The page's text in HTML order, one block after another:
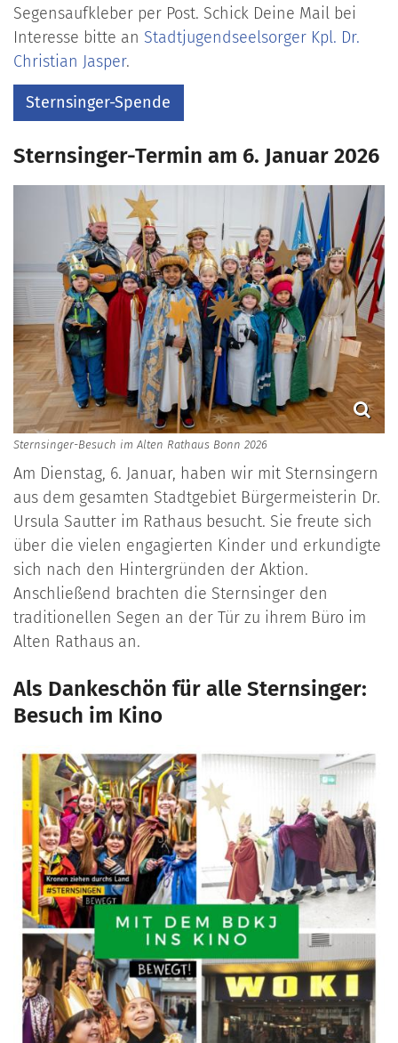
Segensaufkleber per Post. Schick Deine Mail bei
Interesse bitte an Stadtjugendseelsorger Kpl. Dr.
Christian Jasper.
Sternsinger-Spende
Sternsinger-Termin am 6. Januar 2026
Sternsinger-Besuch im Alten Rathaus Bonn 2026
Am Dienstag, 6. Januar, haben wir mit Sternsingern
aus dem gesamten Stadtgebiet Bürgermeisterin Dr.
Ursula Sautter im Rathaus besucht. Sie freute sich
über die vielen engagierten Kinder und erkundigte
sich nach den Hintergründen der Aktion.
Anschließend brachten die Sternsinger den
traditionellen Segen an der Tür zu ihrem Büro im
Alten Rathaus an.
Als Dankeschön für alle Sternsinger:
Besuch im Kino